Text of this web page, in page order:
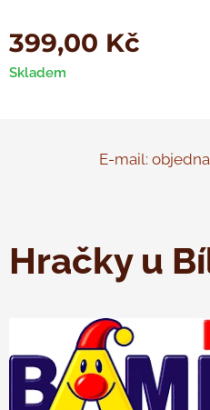
399,00 Kč
Skladem
E-mail:
Hračky u